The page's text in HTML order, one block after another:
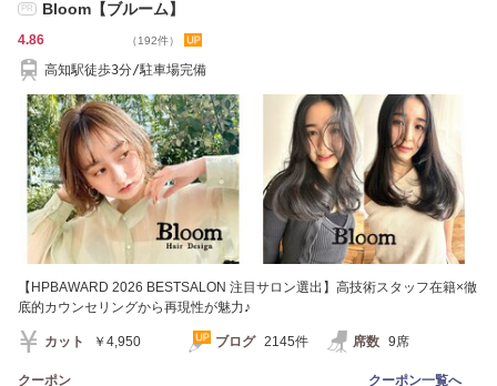
PR Bloom【ブルーム】
4.86 （192件）
高知駅徒歩3分/駐車場完備
【HPBAWARD 2026 BESTSALON 注目サロン選出】高技術スタッフ在籍×徹
底的カウンセリングから再現性が魅力♪
カット ￥4,950 ブログ 2145件 席数 9席
クーポン クーポン一覧へ